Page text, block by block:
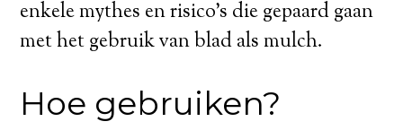
enkele mythes en risico’s die gepaard gaan
met het gebruik van blad als mulch.
Hoe gebruiken?